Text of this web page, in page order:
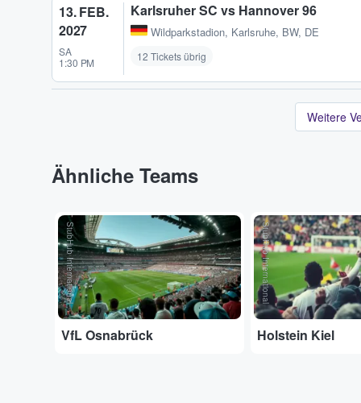
13. FEB.
2027
SA
1:30 PM
Karlsruher SC vs Hannover 96
Wildparkstadion, Karlsruhe, BW, DE
12 Tickets übrig
Weitere
Ähnliche Teams
StubHub International
VfL Osnabrück
StubHub International
Holstein Kiel